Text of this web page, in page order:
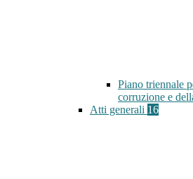
Piano triennale
corruzione e
Atti generali 16